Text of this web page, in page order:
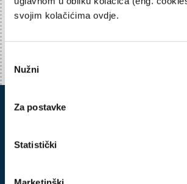
svojim kolačićima ovdje.
a
Nužni
Za postavke
Statistički
* Budući da je rizik koncentracije u
Hrvatsku zasebno izdvojen, ostali
ne obuhvaćaju RH.